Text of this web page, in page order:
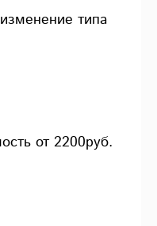
типа
от 2200руб.